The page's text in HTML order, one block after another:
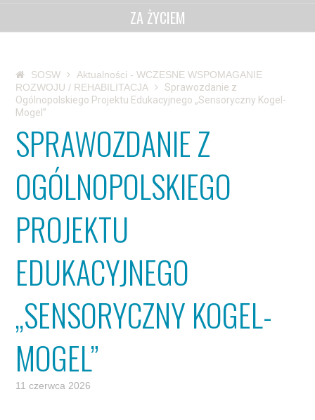
ZA ŻYCIEM
SOSW
Aktualności - WCZESNE WSPOMAGANIE
ROZWOJU / REHABILITACJA
Sprawozdanie z
Ogólnopolskiego Projektu Edukacyjnego „Sensoryczny Kogel-
Mogel”
SPRAWOZDANIE Z
OGÓLNOPOLSKIEGO
PROJEKTU
EDUKACYJNEGO
„SENSORYCZNY KOGEL-
MOGEL”
11 czerwca 2026